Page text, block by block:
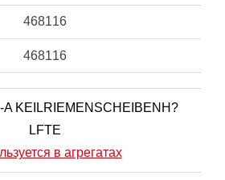
468116
468116
A KEILRIEMENSCHEIBENH?
LFTE
в агрегатах